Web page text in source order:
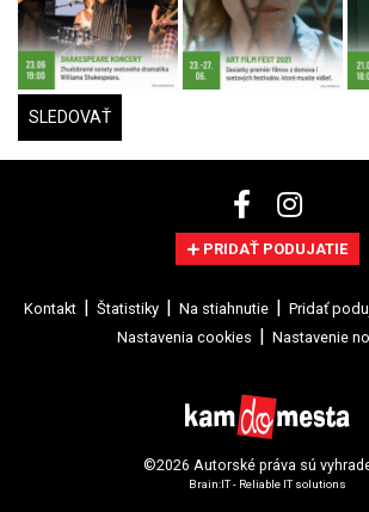
SLEDOVAŤ
PRIDAŤ PODUJATIE
Kontakt Štatistiky Na stiahnutie Pridať
Nastavenia cookies
Nastavenie
©2026 Autorské práva sú
Brain:IT - Reliable IT solutions